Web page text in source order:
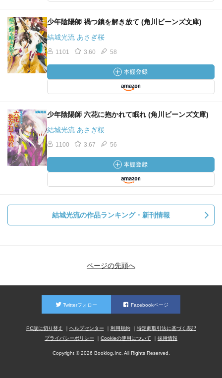
少年陰陽師 禍つ鎖を解き放て (角川ビーンズ文庫)
結城光流 あさぎ桜
1101 3.60 58
少年陰陽師 六花に抱かれて眠れ (角川ビーンズ文庫)
結城光流 あさぎ桜
1100 3.67 56
結城光流の作品ランキング・新刊情報
ページの先頭へ
Twitterフォロー Facebookページ
PC版に切り替え ヘルプセンター 利用規約
特定商取引法に基づく表記
プライバシーポリシー
Cookieの使用について 採用情報
Copyright © 2026 Booklog,Inc. All Rights Reserved.